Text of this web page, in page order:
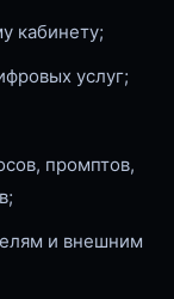
кабинету;
услуг;
промптов,
и внешним